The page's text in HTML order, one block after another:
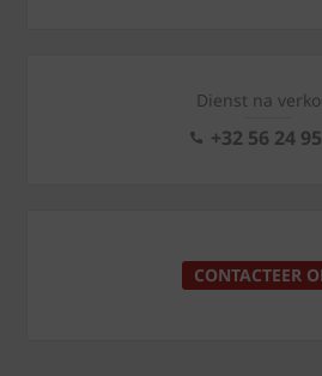
Dienst na
+32 56 24
CONTACTEER